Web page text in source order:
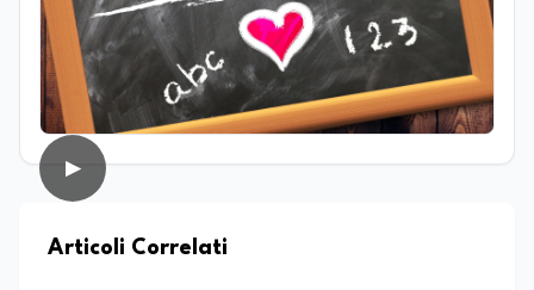
culturali, sui processi migratori e sul
dialogo tra società e religioni, con
particolare attenzione alla
comunicazione e alla mediazione. Da
circa dieci anni lavora nel campo della
scrittura professionale e dell’editoria
digitale. Scrive su giornali e testate
con realtà radiofoniche come speaker,
occupandosi inoltre della produzione di
▶
Articoli Correlati